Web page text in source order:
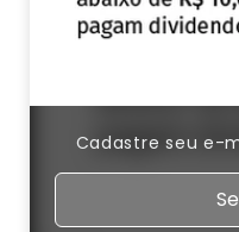
Cadastre seu e-